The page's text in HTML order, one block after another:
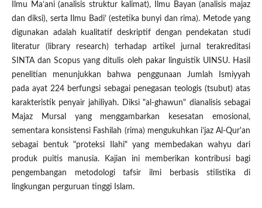
Ilmu Ma’ani (analisis struktur kalimat), Ilmu Bayan (analisis majaz
dan diksi), serta Ilmu Badi’ (estetika bunyi dan rima). Metode yang
digunakan adalah kualitatif deskriptif dengan pendekatan studi
literatur (library research) terhadap artikel jurnal terakreditasi
SINTA dan Scopus yang ditulis oleh pakar linguistik UINSU. Hasil
penelitian menunjukkan bahwa penggunaan Jumlah Ismiyyah
pada ayat 224 berfungsi sebagai penegasan teologis (tsubut) atas
karakteristik penyair jahiliyah. Diksi "al-ghawun" dianalisis sebagai
Majaz Mursal yang menggambarkan kesesatan emosional,
sementara konsistensi Fashilah (rima) mengukuhkan i’jaz Al-Qur'an
sebagai bentuk "proteksi Ilahi" yang membedakan wahyu dari
produk puitis manusia. Kajian ini memberikan kontribusi bagi
pengembangan metodologi tafsir ilmi berbasis stilistika di
lingkungan perguruan tinggi Islam.